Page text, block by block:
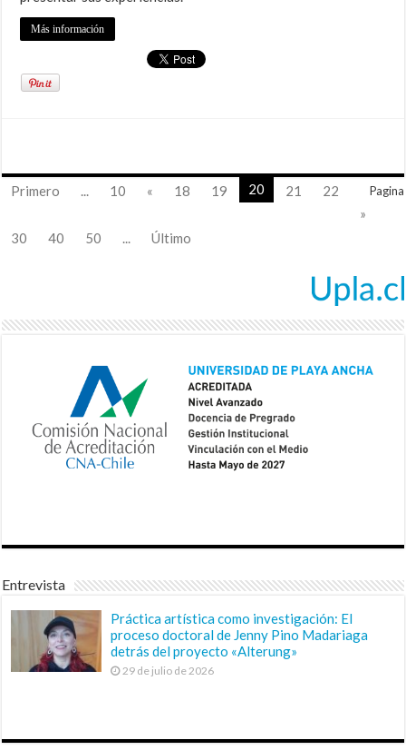
Más información
Pagina
Primero ... 10 « 18 19 20 21
22
»
30
40 50 ... Último
Entrevista
Práctica artística como investigación: El
proceso doctoral de Jenny Pino Madariaga
detrás del proyecto «Alterung»
29 de julio de 2026